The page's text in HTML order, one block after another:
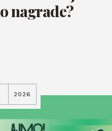
nagrade?
2026